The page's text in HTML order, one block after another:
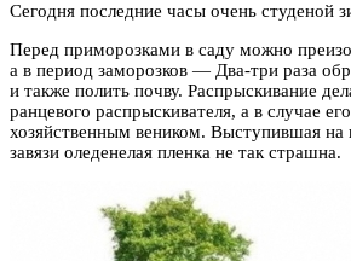
Сегодня последние часы очень студеной
Перед приморозками в саду можно
а в период заморозков — Два-три раза
и также полить почву. Распрыскивание
ранцевого распрыскивателя, а в случае
хозяйственным веником. Выступившая на
завязи оледенелая пленка не так страшна.